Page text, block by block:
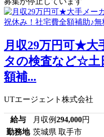
月収29万円可★
タの検査など☆土
額補...
UTエージェント株式会社
給与 月収例294,000円
勤務地 茨城県 取手市